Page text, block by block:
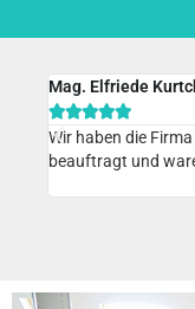
Mag. Elfriede

Wir haben die
beauftragt und